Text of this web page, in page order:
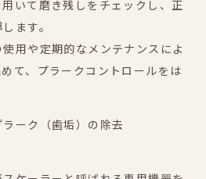
いて磨き残しをチェックし、正
ます。
用や定期的なメンテナンスによ
て、プラークコントロールをは
ーク（歯垢）の除去